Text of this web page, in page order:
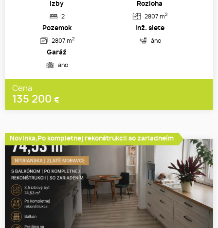
Izby
2
Rozloha
2807 m2
Pozemok
2807 m2
Inž. siete
áno
Garáž
áno
Cena
135 200 €
Novinka,Po kompletnej rekonštrukcii so zariadneím